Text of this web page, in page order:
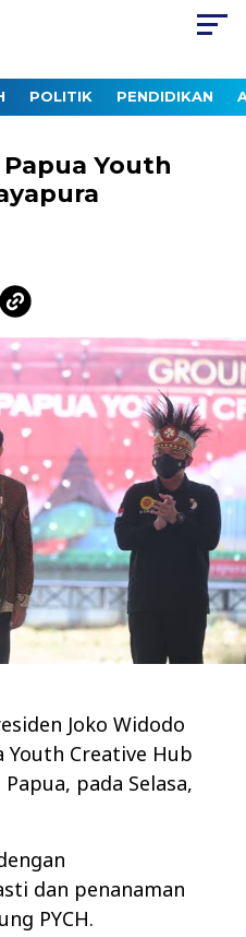
POLITIK PENDIDIKAN
Youth
Joko Widodo
Youth Creative Hub
pada Selasa,
dan penanaman
PYCH.